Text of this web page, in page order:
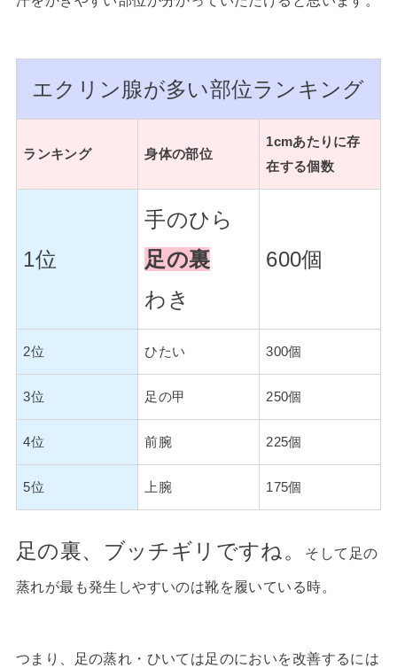
エクリン腺が多い部位ランキング
ランキング 身体の部位
1cmあたりに存
在する個数
1位
手のひら
足の裏
わき
600個
2位 ひたい 300個
3位 足の甲 250個
4位 前腕 225個
5位 上腕 175個
足の裏、ブッチギリですね。 そして足の
蒸れが最も発生しやすいのは靴を履いている時。
つまり、足の蒸れ・ひいては足のにおいを改善するには